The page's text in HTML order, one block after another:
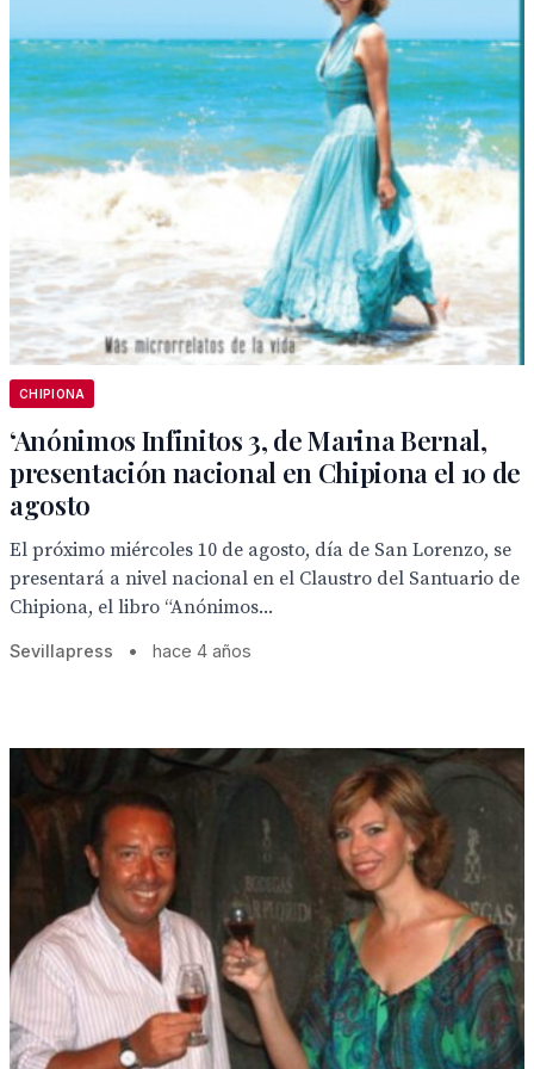
CHIPIONA
‘Anónimos Infinitos 3, de Marina Bernal,
presentación nacional en Chipiona el 10 de
agosto
El próximo miércoles 10 de agosto, día de San Lorenzo, se
presentará a nivel nacional en el Claustro del Santuario de
Chipiona, el libro “Anónimos...
Sevillapress • hace 4 años